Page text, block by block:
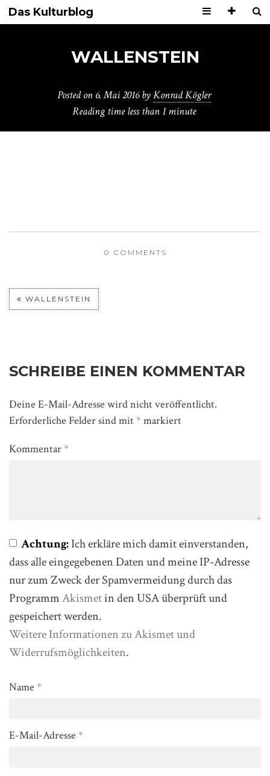
Das Kulturblog
WALLENSTEIN
Posted on 6. Mai 2016 byKonrad Kögler
Reading timeless than 1 minute
0 COMMENTS
WALLENSTEIN
SCHREIBE EINEN KOMMENTAR
Deine E-Mail-Adresse wird nicht veröffentlicht.
Erforderliche Felder sind mit * markiert
Kommentar *
Achtung:Ich erkläre mich damit einverstanden,
dass alle eingegebenen Daten und meine IP-Adresse
nur zum Zweck der Spamvermeidung durch das
ProgrammAkismetin den USA überprüft und
gespeichert werden.
Weitere Informationen zu Akismet und
Widerrufsmöglichkeiten.
Name *
E-Mail-Adresse *